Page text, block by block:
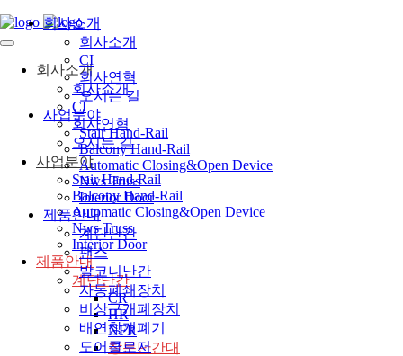
회사소개
회사소개
CI
회사연혁
오시는 길
사업분야
Stair Hand-Rail
Balcony Hand-Rail
Automatic Closing&Open Device
Nws Truss
Interior Door
제품안내
계단난간
CR
HR
NFR
창문난간대
회사소개
회사소개
CI
회사연혁
오시는 길
사업분야
Stair Hand-Rail
Balcony Hand-Rail
Automatic Closing&Open Device
Nws Truss
Interior Door
제품안내
계단난간
팬스
발코니난간
자동폐쇄장치
비상구개폐장치
배연창개폐기
도어클로저